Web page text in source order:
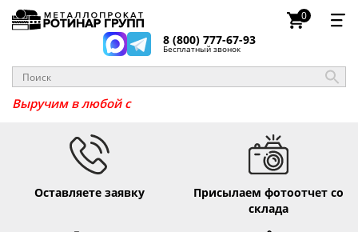
8 (800) 777-67-93
Бесплатный звонок
0
Выручим в л
Оставляете заявку
Присылаем фотоотчет со
склада